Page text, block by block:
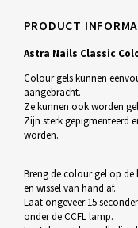
PRODUCT
Astra Nails Classic
Colour gels kunnen
aangebracht.
Ze kunnen ook worden
Zijn sterk gepigmenteerd
worden.
Breng de colour gel op
en wissel van hand af.
Laat ongeveer 15
onder de CCFL lamp.